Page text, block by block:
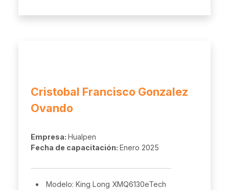
Cristobal Francisco Gonzalez
Ovando
Empresa: Hualpen
Fecha de capacitación: Enero 2025
Modelo: King Long XMQ6130eTech